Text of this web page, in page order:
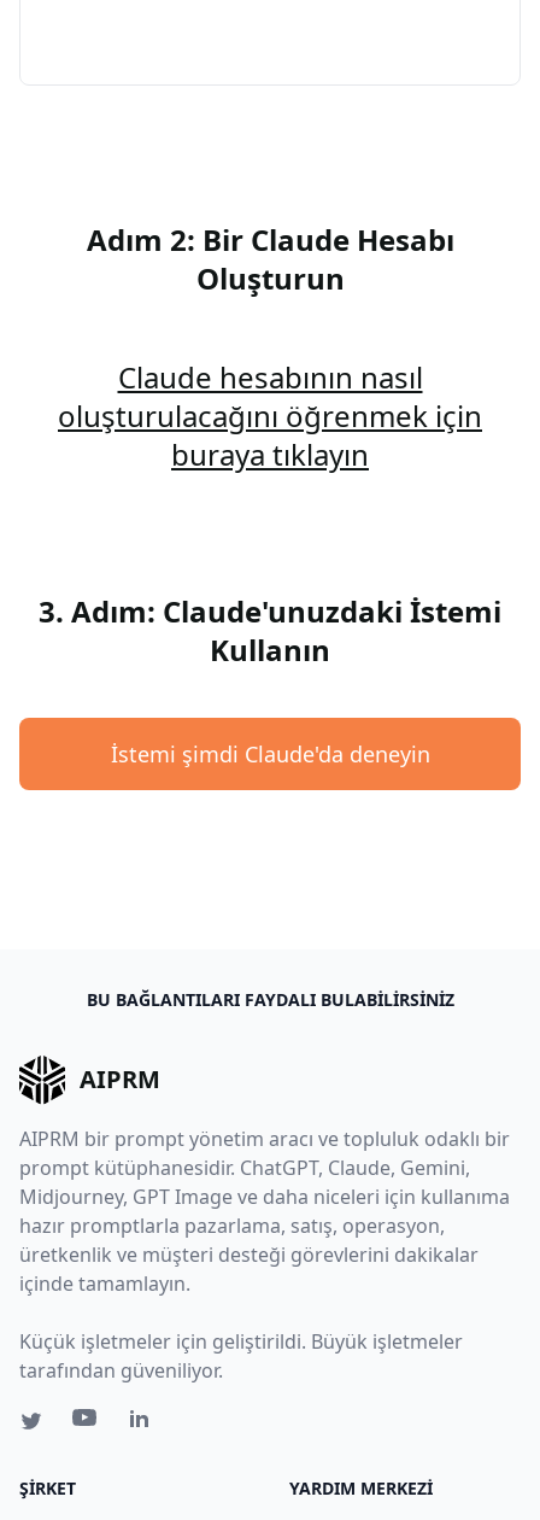
Adım 2: Bir Claude Hesabı
Oluşturun
Claude hesabının nasıl
oluşturulacağını öğrenmek için
buraya tıklayın
3. Adım: Claude'unuzdaki İstemi
Kullanın
İstemi şimdi Claude'da deneyin
BU BAĞLANTILARI FAYDALI BULABILIRSINIZ
AIPRM
AIPRM bir prompt yönetim aracı ve topluluk odaklı bir
prompt kütüphanesidir. ChatGPT, Claude, Gemini,
Midjourney, GPT Image ve daha niceleri için kullanıma
hazır promptlarla pazarlama, satış, operasyon,
üretkenlik ve müşteri desteği görevlerini dakikalar
içinde tamamlayın.
Küçük işletmeler için geliştirildi. Büyük işletmeler
tarafından güveniliyor.
ŞIRKET YARDIM MERKEZI